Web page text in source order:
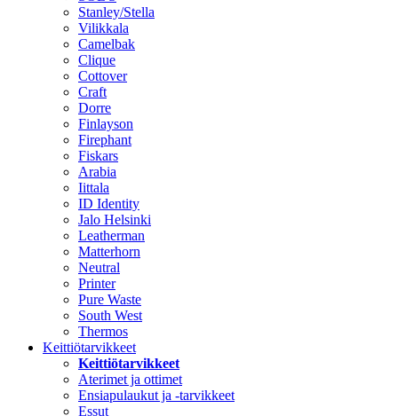
Stanley/Stella
Vilikkala
Camelbak
Clique
Cottover
Craft
Dorre
Finlayson
Firephant
Fiskars
Arabia
Iittala
ID Identity
Jalo Helsinki
Leatherman
Matterhorn
Neutral
Printer
Pure Waste
South West
Thermos
Keittiötarvikkeet
Keittiötarvikkeet
Aterimet ja ottimet
Ensiapulaukut ja -tarvikkeet
Essut